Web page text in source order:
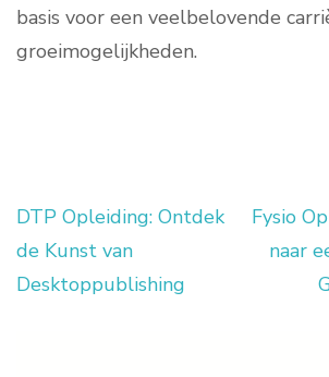
basis voor een veelbelovende
groeimogelijkheden.
Berichtnavigatie
DTP Opleiding: Ontdek
de Kunst van
Desktoppublishing
Fysio
naar